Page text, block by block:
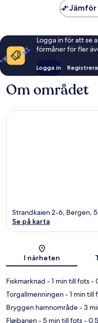
Jämför
Logga in för att se
förmåner för fler
Logga in
Om området
Strandkaien 2-6, Bergen,
Se på karta
I närheten
Fiskmarknad - 1 min till fots-
Torgallmenningen- 1 min till
Bryggen hamnområde- 3
Fløibanen- 5 min till fots-